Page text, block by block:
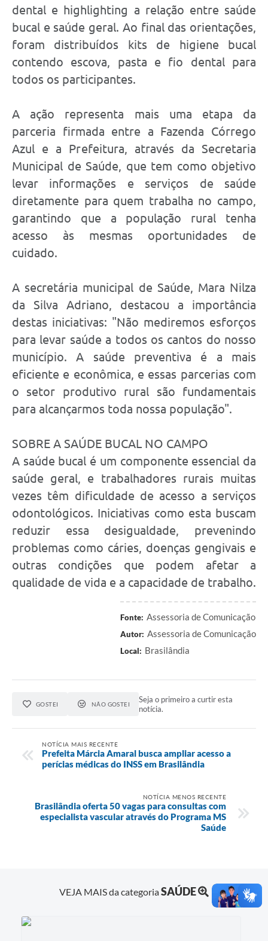
dental e highlighting a relação entre saúde
bucal e saúde geral. Ao final das orientações,
foram distribuídos kits de higiene bucal
contendo escova, pasta e fio dental para
todos os participantes.
A ação representa mais uma etapa da
parceria firmada entre a Fazenda Córrego
Azul e a Prefeitura, através da Secretaria
Municipal de Saúde, que tem como objetivo
levar informações e serviços de saúde
diretamente para quem trabalha no campo,
garantindo que a população rural tenha
acesso às mesmas oportunidades de
cuidado.
A secretária municipal de Saúde, Mara Nilza
da Silva Adriano, destacou a importância
destas iniciativas: "Não mediremos esforços
para levar saúde a todos os cantos do nosso
município. A saúde preventiva é a mais
eficiente e econômica, e essas parcerias com
o setor produtivo rural são fundamentais
para alcançarmos toda nossa população".
SOBRE A SAÚDE BUCAL NO CAMPO
A saúde bucal é um componente essencial da
saúde geral, e trabalhadores rurais muitas
vezes têm dificuldade de acesso a serviços
odontológicos. Iniciativas como esta buscam
reduzir essa desigualdade, prevenindo
problemas como cáries, doenças gengivais e
outras condições que podem afetar a
qualidade de vida e a capacidade de trabalho.
Fonte: Assessoria de Comunicação
Autor: Assessoria de Comunicação
Local: Brasilândia
GOSTEI NÃO GOSTEI
Seja o primeiro a curtir esta
notícia.
NOTÍCIA MAIS RECENTE
Prefeita Márcia Amaral busca ampliar acesso a
perícias médicas do INSS em Brasilândia
NOTÍCIA MENOS RECENTE
Brasilândia oferta 50 vagas para consultas com
especialista vascular através do Programa MS
Saúde
VEJA MAIS da categoriaSAÚDE